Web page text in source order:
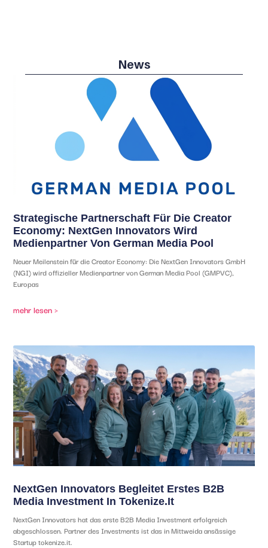
News
Strategische Partnerschaft Für Die Creator
Economy: NextGen Innovators Wird
Medienpartner Von German Media Pool
Neuer Meilenstein für die Creator Economy: Die NextGen Innovators GmbH
(NGI) wird offizieller Medienpartner von German Media Pool (GMPVC),
Europas
mehr lesen >
NextGen Innovators Begleitet Erstes B2B
Media Investment In Tokenize.it
NextGen Innovators hat das erste B2B Media Investment erfolgreich
abgeschlossen. Partner des Investments ist das in Mittweida ansässige
Startup tokenize.it.